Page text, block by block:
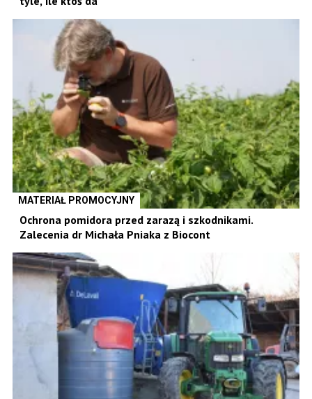
MATERIAŁ PROMOCYJNY
Ochrona pomidora przed zarazą i szkodnikami.
Zalecenia dr Michała Pniaka z Biocont